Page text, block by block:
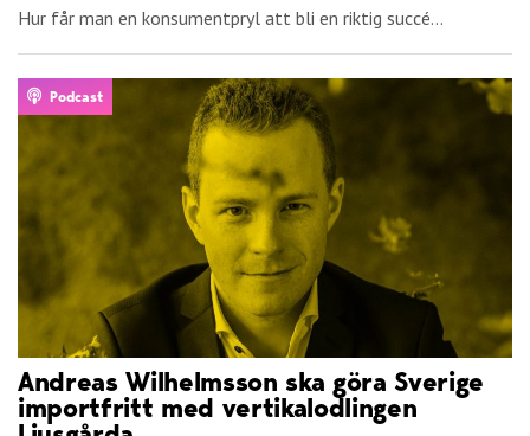
Hur får man en konsumentpryl att bli en riktig succé...
Podcast
Andreas Wilhelmsson ska göra Sverige
importfritt med vertikalodlingen